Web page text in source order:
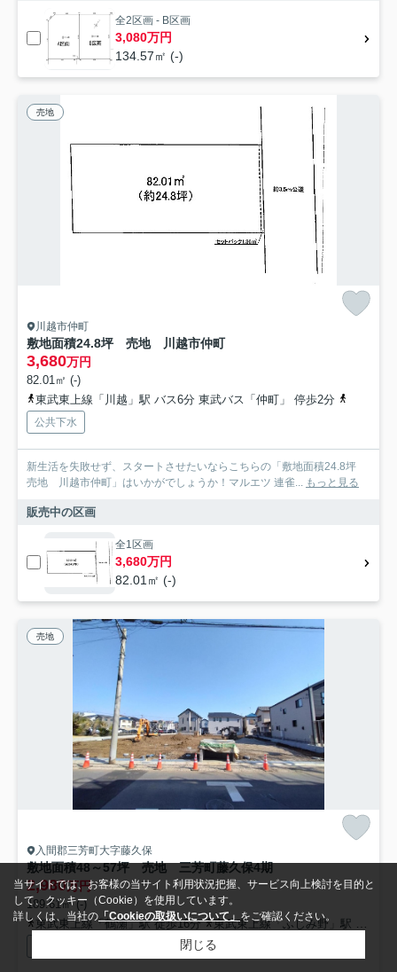
全2区画 - B区画
3,080万円
134.57㎡ (-)
売地
川越市仲町
敷地面積24.8坪 売地 川越市仲町
3,680万円
82.01㎡ (-)
東武東上線「川越」駅 バス6分 東武バス「仲町」 停歩2分
公共下水
新生活を失敗せず、スタートさせたいならこちらの「敷地面積24.8坪
売地 川越市仲町」はいかがでしょうか！マルエツ 連雀...
もっと見る
販売中の区画
全1区画
3,680万円
82.01㎡ (-)
売地
入間郡三芳町大字藤久保
敷地面積48～57坪 売地 三芳町藤久保4期
2,980万円
189.61㎡ (-)
東武東上線「鶴瀬」駅 徒歩16分
東武東上線「ふじみ野」駅 徒歩21分
当サイトでは、お客様の当サイト利用状況把握、サービス向上検討を目的と
して、クッキー（Cookie）を使用しています。
詳しくは、当社の 「Cookieの取扱いについて」 をご確認ください。
閉じる